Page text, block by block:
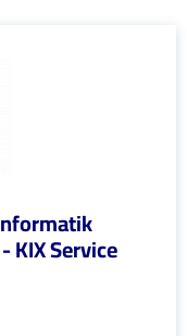
KIX Service